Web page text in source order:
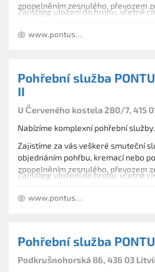
zpopelněním zesnulého, převozem
mimo ČR.
Zajistíme uložení do hrobu, včetně
loučkách.
Dále zajišťujeme kamenické práce,
www.pontusjirkov.wz.cz
Pohřební služba
II
U Červeného kostela 280/7, 415
Nabízíme komplexní pohřební služby.
Zajistíme za vás veškeré smuteční
objednáním pohřbu, kremací nebo
zpopelněním zesnulého, převozem
mimo ČR.
Zajistíme uložení do hrobu, včetně
loučkách.
Dále zajišťujeme kamenické práce,
www.pontusjirkov.wz.cz
Pohřební služba
Podkrušnohorská 86, 436 03